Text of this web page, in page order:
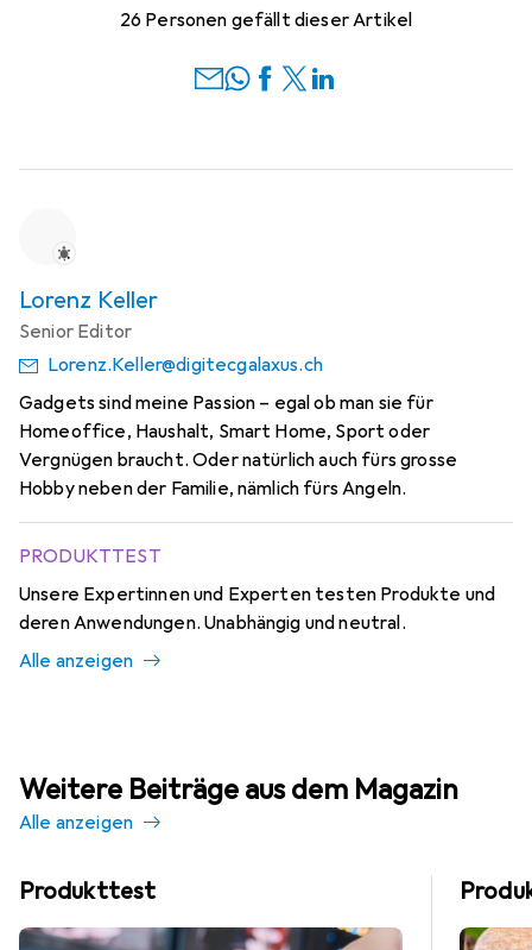
26 Personen gefällt dieser Artikel
Lorenz Keller
Senior Editor
Lorenz.Keller@digitecgalaxus.ch
Gadgets sind meine Passion – egal ob man sie für
Homeoffice, Haushalt, Smart Home, Sport oder
Vergnügen braucht. Oder natürlich auch fürs grosse
Hobby neben der Familie, nämlich fürs Angeln.
PRODUKTTEST
Unsere Expertinnen und Experten testen Produkte und
deren Anwendungen. Unabhängig und neutral.
Alle anzeigen
Weitere Beiträge aus dem Magazin
Alle anzeigen
Produkttest